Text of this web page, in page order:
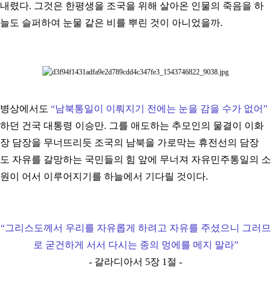
내렸다. 그것은 한평생을 조국을 위해 살아온 인물의 죽음을 하
늘도 슬퍼하여 눈물 같은 비를 뿌린 것이 아니었을까.
병상에서도 “남북통일이 이뤄지기 전에는 눈을 감을 수가 없어”
하던 건국 대통령 이승만. 그를 애도하는 추모인의 물결이 이화
장 담장을 무너뜨리듯 조국의 남북을 가로막는 휴전선의 담장
도 자유를 갈망하는 국민들의 힘 앞에 무너져 자유민주통일의 소
원이 어서 이루어지기를 하늘에서 기다릴 것이다.
“그리스도께서 우리를 자유롭게 하려고 자유를 주셨으니 그러므
로 굳건하게 서서 다시는 종의 멍에를 메지 말라”
- 갈라디아서 5장 1절 -